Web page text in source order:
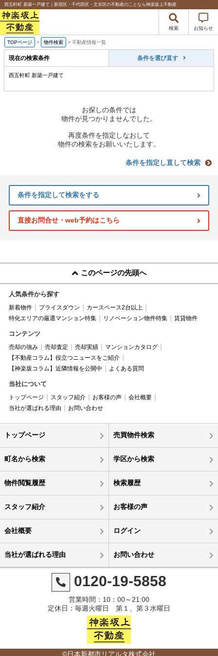
西五軒町 新築一戸建て｜新宿区・千代田区・文京区の不動産のことなら神楽坂上不動産
検索 お知らせ
TOPページ > 物件検索 > 不動産情報一覧
現在の検索条件 条件を選び直す
西五軒町 新築一戸建て
お探しの条件では
物件が見つかりませんでした。
再度条件を指定しなおして
物件の検索をお願いいたします。
条件を指定し直して検索
条件を指定して検索をする
直接お問合せ・web予約はこちら
このページの先頭へ
人気条件から探す
新着物件 プライスダウン
カースペース2台以上
特化エリアの厳選マンション特集
リノベーション物件特集 賃貸物件
コンテンツ
売却の強み 売却査定 売却実績
マンションカタログ
【不動産コラム】役立つニュースをご紹介
【神楽坂コラム】近隣情報を公開中
よくある質問
当社について
トップページ スタッフ紹介 お客様の声
会社概要
当社が選ばれる理由
お問い合わせ
トップページ 売買物件検索
町名から検索 学区から検索
物件閲覧履歴 検索履歴
スタッフ紹介 お客様の声
会社概要 ログイン
当社が選ばれる理由 お問い合わせ
0120-19-5858
営業時間：10：00～21:00
定休日：毎週火曜日 第１、第３水曜日
©日本新都市リアルタ株式会社